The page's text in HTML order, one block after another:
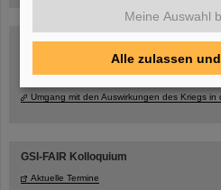
Umgang mit den Auswirkungen des Kriegs in
GSI-FAIR Kolloquium
Aktuelle Termine
Meine Auswahl
Alle zulassen